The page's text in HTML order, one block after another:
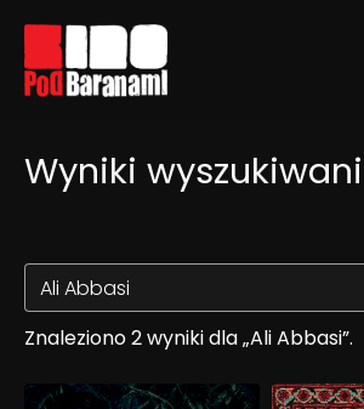
Linki ułatwień dostępu
Wyniki
Znaleziono 2 wyniki dla „Ali Abbasi”.